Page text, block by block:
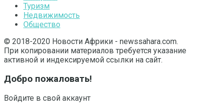
Туризм
Недвижимость
Общество
© 2018-2020 Новости Африки - newssahara.com.
При копировании материалов требуется указание
активной и индексируемой ссылки на сайт.
Добро пожаловать!
Войдите в свой аккаунт